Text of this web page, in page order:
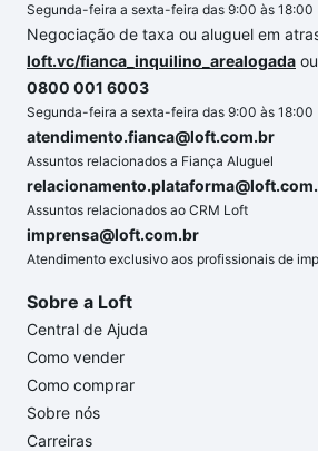
Segunda-feira a sexta-feira das 9:00 às 18:00
Negociação de taxa ou aluguel em
loft.vc/fianca_inquilino_arealogada
0800 001 6003
Segunda-feira a sexta-feira das 9:00 às 18:00
atendimento.fianca@loft.com.br
Assuntos relacionados a Fiança Aluguel
Assuntos relacionados ao CRM Loft
imprensa@loft.com.br
Atendimento exclusivo aos profissionais de
Sobre a Loft
Central de Ajuda
Como vender
Como comprar
Sobre nós
Carreiras